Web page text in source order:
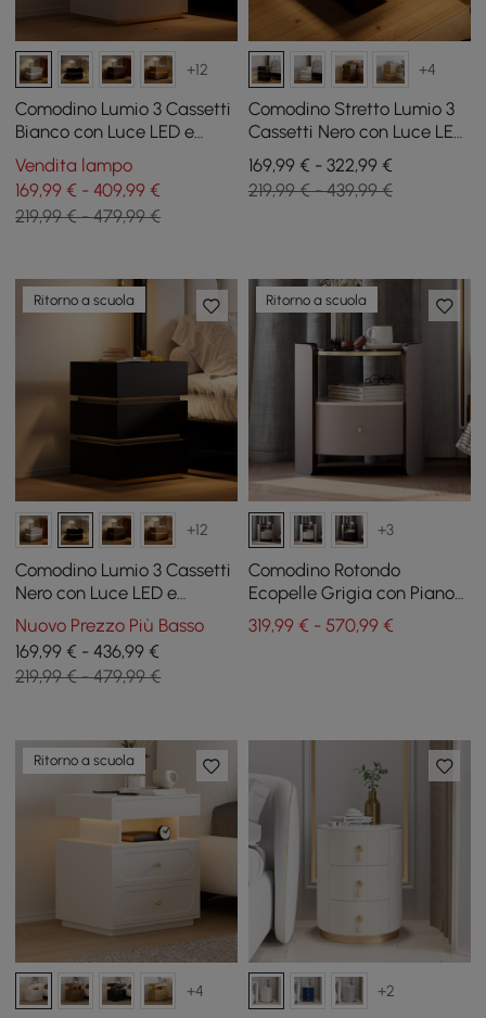
+12
Comodino Lumio 3 Cassetti
Bianco con Luce LED e
Ricarica, Set da 2
Vendita lampo
169,99 € - 409,99 €
219,99 € - 479,99 €
+4
Comodino Stretto Lumio 3
Cassetti Nero con Luce LED
e Stazione di Ricarica, Set
da 2
169,99 € - 322,99 €
219,99 € - 439,99 €
Ritorno a scuola
+12
Comodino Lumio 3 Cassetti
Nero con Luce LED e
Ricarica, Set da 2
Nuovo Prezzo Più Basso
169,99 € - 436,99 €
219,99 € - 479,99 €
Ritorno a scuola
+3
Comodino Rotondo
Ecopelle Grigia con Piano
Vetro e Pietra Sinterizzata,
Set da 2
319,99 € - 570,99 €
Ritorno a scuola
+4 +2